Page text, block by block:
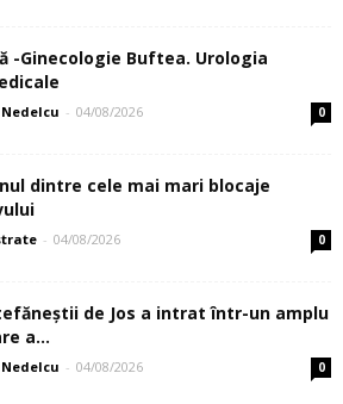
-Ginecologie Buftea. Urologia
- 04/08/2026 0
dintre cele mai mari blocaje
- 04/08/2026 0
de Jos a intrat într-un amplu
a...
- 04/08/2026 0